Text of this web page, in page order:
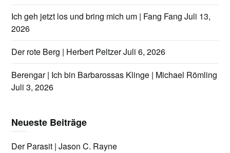
Ich geh jetzt los und bring mich um | Fang Fang Juli 13,
2026
Der rote Berg | Herbert PeltzerJuli 6, 2026
Berengar | Ich bin Barbarossas Klinge | Michael Römling
Juli 3, 2026
Neueste Beiträge
Der Parasit | Jason C. Rayne